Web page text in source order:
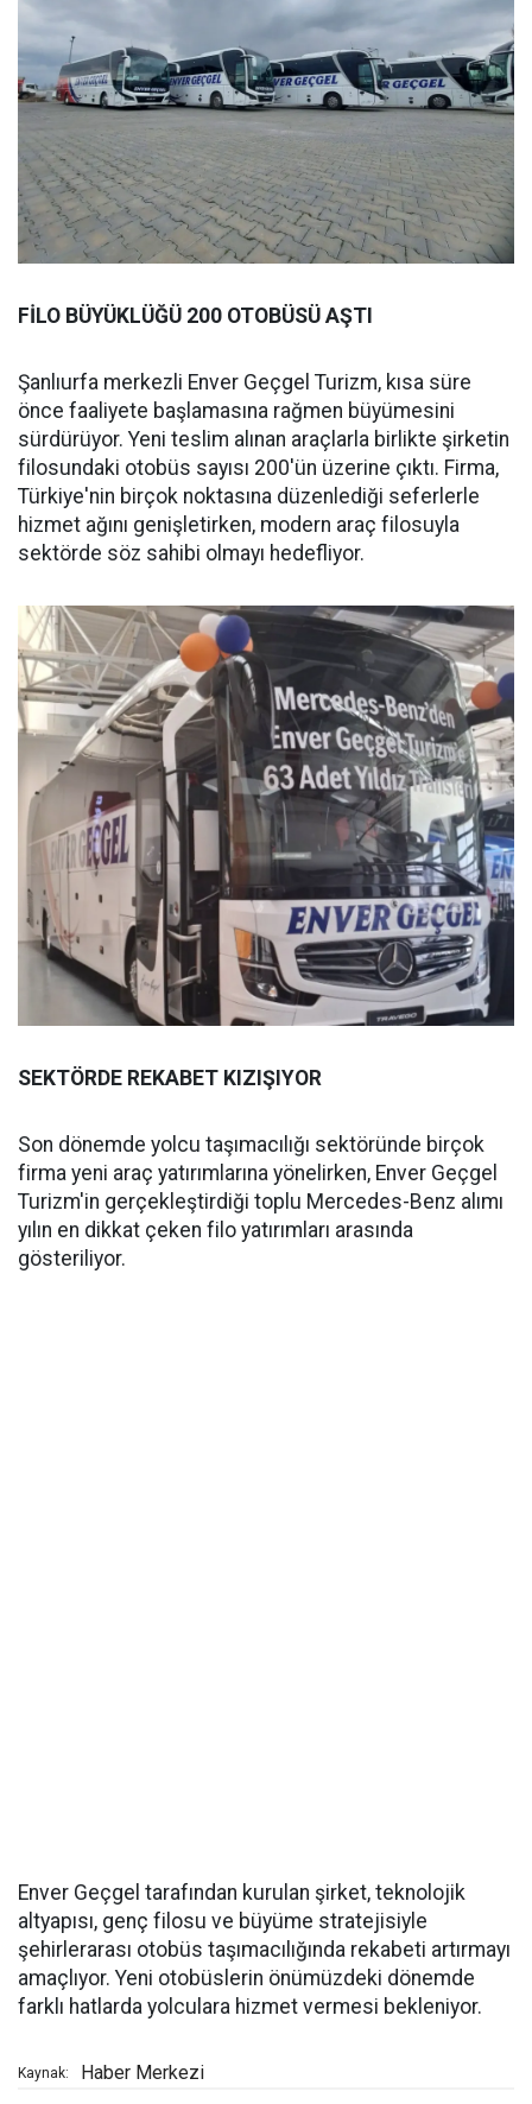
FİLO BÜYÜKLÜĞÜ 200 OTOBÜSÜ AŞTI
Şanlıurfa merkezli Enver Geçgel Turizm, kısa süre
önce faaliyete başlamasına rağmen büyümesini
sürdürüyor. Yeni teslim alınan araçlarla birlikte şirketin
filosundaki otobüs sayısı 200'ün üzerine çıktı. Firma,
Türkiye'nin birçok noktasına düzenlediği seferlerle
hizmet ağını genişletirken, modern araç filosuyla
sektörde söz sahibi olmayı hedefliyor.
SEKTÖRDE REKABET KIZIŞIYOR
Son dönemde yolcu taşımacılığı sektöründe birçok
firma yeni araç yatırımlarına yönelirken, Enver Geçgel
Turizm'in gerçekleştirdiği toplu Mercedes-Benz alımı
yılın en dikkat çeken filo yatırımları arasında
gösteriliyor.
Enver Geçgel tarafından kurulan şirket, teknolojik
altyapısı, genç filosu ve büyüme stratejisiyle
şehirlerarası otobüs taşımacılığında rekabeti artırmayı
amaçlıyor. Yeni otobüslerin önümüzdeki dönemde
farklı hatlarda yolculara hizmet vermesi bekleniyor.
Kaynak: Haber Merkezi